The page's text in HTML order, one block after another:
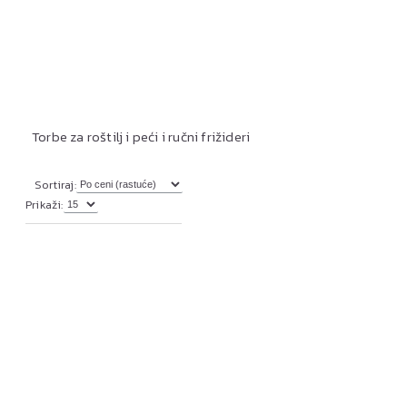
Torbe za roštilj i peći i ručni frižideri
Sortiraj:
Prikaži: